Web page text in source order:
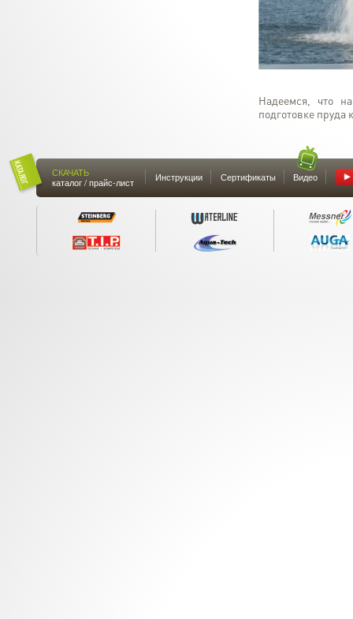
Надеемся, что
подготовке пруда
СКАЧАТЬ
каталог / прайс-лист
Инструкции Сертификаты Видео